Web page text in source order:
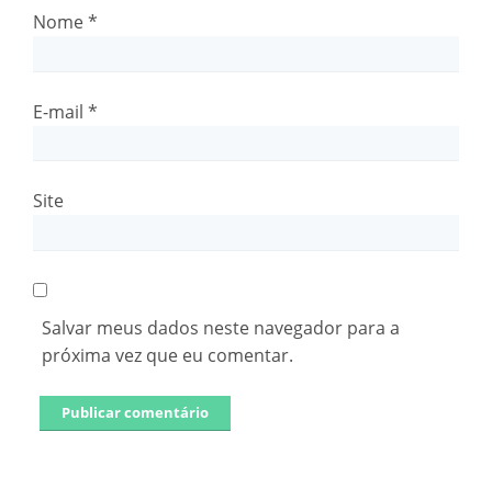
Nome*
E-mail *
Site
Salvar meus dados neste navegador para a
próxima vez que eu comentar.